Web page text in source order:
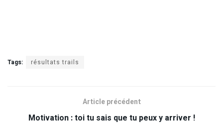
Tags: résultats trails
Article précédent
Motivation : toi tu sais que tu peux y arriver !